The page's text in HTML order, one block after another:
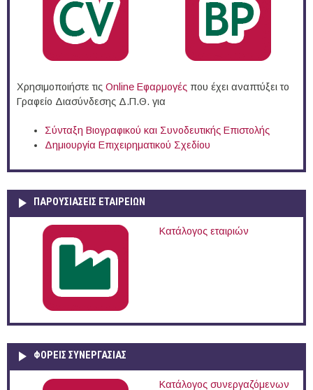
Χρησιμοποιήστε τις Online Eφαρμογές που έχει αναπτύξει το
Γραφείο Διασύνδεσης Δ.Π.Θ. για
Σύνταξη Βιογραφικού και Συνοδευτικής Επιστολής
Δημιουργία Επιχειρηματικού Σχεδίου
ΠΑΡΟΥΣΙΆΣΕΙΣ ΕΤΑΙΡΕΙΏΝ
Κατάλογος εταιριών
ΦΟΡΕΙΣ ΣΥΝΕΡΓΑΣΙΑΣ
Κατάλογος συνεργαζόμενων